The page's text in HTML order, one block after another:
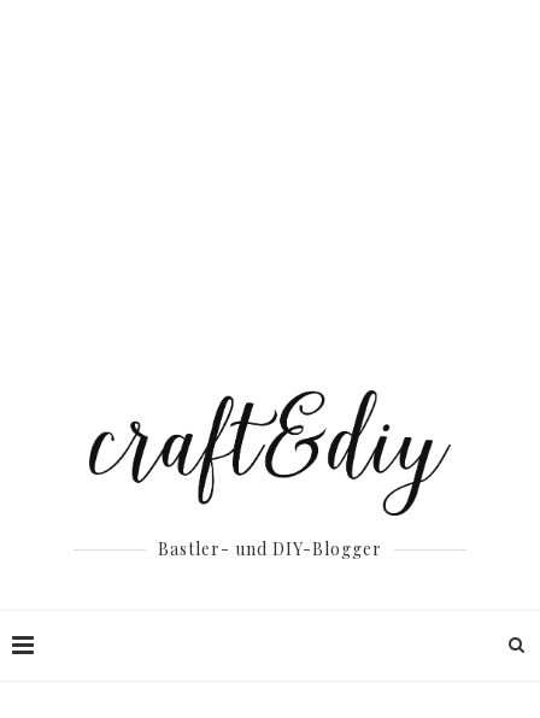
Bastler- und DIY-Blogger